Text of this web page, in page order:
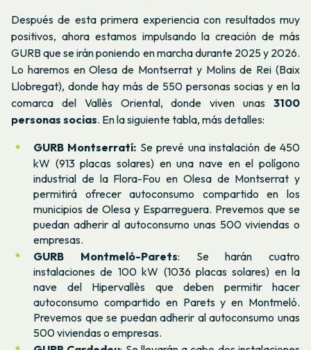
Después de esta primera experiencia con resultados muy
positivos, ahora estamos impulsando la creación de más
GURB que se irán poniendo en marcha durante 2025 y 2026.
Lo haremos en Olesa de Montserrat y Molins de Rei (Baix
Llobregat), donde hay más de 550 personas socias y en la
comarca del Vallès Oriental, donde viven unas 3100
personas socias. En la siguiente tabla, más detalles:
GURB Montserratí: Se prevé una instalación de 450
kW (913 placas solares) en una nave en el polígono
industrial de la Flora-Fou en Olesa de Montserrat y
permitirá ofrecer autoconsumo compartido en los
municipios de Olesa y Esparreguera. Prevemos que se
puedan adherir al autoconsumo unas 500 viviendas o
empresas.
GURB Montmeló-Parets: Se harán cuatro
instalaciones de 100 kW (1036 placas solares) en la
nave del Hipervallès que deben permitir hacer
autoconsumo compartido en Parets y en Montmeló.
Prevemos que se puedan adherir al autoconsumo unas
500 viviendas o empresas.